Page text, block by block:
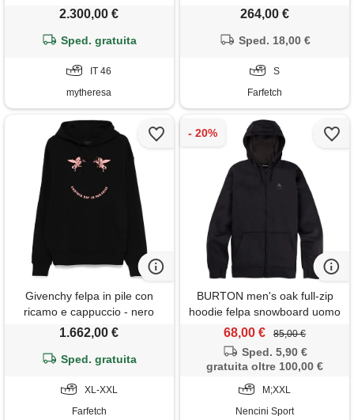
2.300,00 €
Sped. gratuita
IT 46
mytheresa
264,00 €
Sped. 18,00 €
S
Farfetch
Givenchy felpa in pile con
ricamo e cappuccio - nero
1.662,00 €
Sped. gratuita
XL-XXL
Farfetch
BURTON men's oak full-zip
hoodie felpa snowboard uomo
68,00 € 85,00 €
Sped. 5,90 €
gratuita oltre 100,00 €
M;XXL
Nencini Sport